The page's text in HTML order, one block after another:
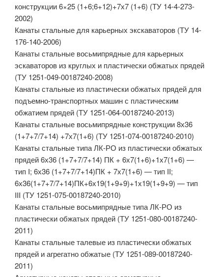
конструкции 6×25 (1+6;6+12)+7х7 (1+6) (ТУ 14-4-273-
2002)
Канаты стальные для карьерных экскаваторов (ТУ 14-
176-140-2006)
Канаты стальные восьмипрядные для карьерных
эскаваторов из круглых и пластически обжатых прядей
(ТУ 1251-049-00187240-2008)
Канаты стальные из пластически обжатых прядей для
подъемно-транспортных машин с пластическим
обжатием прядей (ТУ 1251-064-00187240-2013)
Канаты стальные восьмипрядные конструкции 8х36
(1+7+7/7+14) +7х7(1+6) (ТУ 1251-074-00187240-2010)
Канаты стальные типа ЛК-РО из пластически обжатых
прядей 6х36 (1+7+7/7+14) ПК + 6х7(1+6)+1х7(1+6) —
тип I; 6х36 (1+7+7/7+14)ПК + 7х7(1+6) — тип II;
6х36(1+7+7/7+14)ПК+6х19(1+9+9)+1х19(1+9+9) — тип
III (ТУ 1251-075-00187240-2010)
Канаты стальные восьмипрядные типа ЛК-РО из
пластически обжатых прядей (ТУ 1251-080-00187240-
2011)
Канаты стальные талевые из пластически обжатых
прядей и агрегатно обжатые (ТУ 1251-089-00187240-
2011)